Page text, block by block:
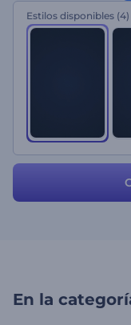
Estilos disponibles (4)
En la